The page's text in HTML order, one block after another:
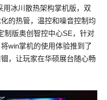
用冰川散热架构掌机版，双
的热管，温控和噪音控制均
制版奥创智控中心SE，针对
win掌机的使用体验推到了
，让玩家在华硕展台随心畅